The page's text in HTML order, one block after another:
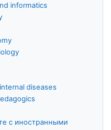
informatics
diseases
с иностранными